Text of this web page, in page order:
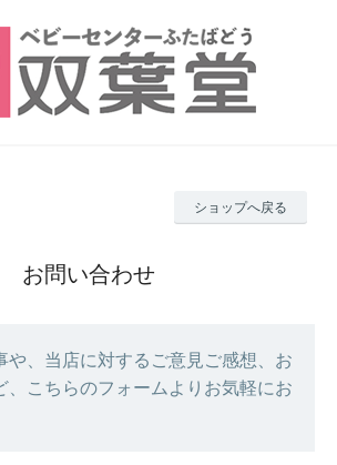
ショップへ戻る
お問い合わせ
や、当店に対するご意見ご感想、お
、こちらのフォームよりお気軽にお